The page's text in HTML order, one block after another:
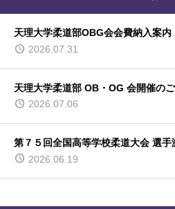
天理大学柔道部OBG会会費納入案内
2026.07.31
天理大学柔道部 OB・OG 会開催の
2026.07.06
第７５回全国高等学校柔道大会 選手
2026.06.19